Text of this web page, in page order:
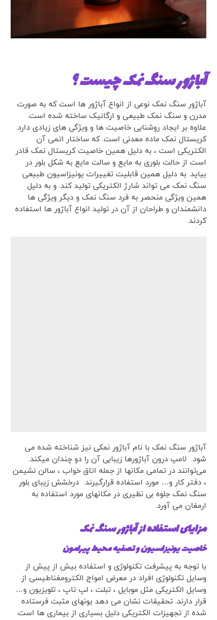
آباژور سنگ نمک چیست ؟
آباژور سنگ نمک نوعی از انواع آباژور ها است که به صورت
مدرن و سنگ نمک طبیعی و ارگانیک ساخته شده است.
علاوه بر ایجاد روشنایی خاصیت ها و ویژگی های زیادی دارد.
کریستال نمک ماده معدنی است. که ساختار اتمی آن
الکتریکی است ، به دلیل همین خاصیت کریستال نمک قادر
است از حالت بلوری به مایع و سالت مایع به شکل بلور در
بیاید. به دلیل همین قابلیت تغییرات یونیزاسیون طبیعی
سنگ نمک می تواند شارژ الکتریکی تولید کند. و به دلیل
همین ویژگی منحصر به فرد سنگ نمک و دیگر ویژگی ها
دانشمندان و طراحان از آن در تولید انواع آباژور ها استفاده
کردند.
آباژور سنگ نمک با نام آباژور نمکی نیز شناخته شده می
شود. لامپ درون آباژورها زیبایی آن را دو چندان میکند.
می‌توانند در تمامی مکانها از جمله اتاق خواب ، سالن نشیمن
، دفتر کار و… مورد استفاده قرارگیرند. درخشش زیبای بلور
سنگ نمک جلوه بی نظیری در مکانهای مورد استفاده به
ارمغان می آورد.
مزایای استفاده ازآباژور سنگ نمک
خاصیت یونیزاسیون و تصفیه محیط پیرامون
با توجه به پیشرفت تکنولوژی و استفاده بیش از پیش از
وسایل تکنولوژی افراد در معرض امواج الکترومغناطیسی از
وسایل الکتریکی مثل موبایل ، تبلت ، لپ تاپ ، تلویزیون و…
قرار دارند. تحقیقات نشان می دهد یونهای مثبت فرستاده
شده از تجهیزات الکتریکی دلیل بسیاری از بیماری ها است.